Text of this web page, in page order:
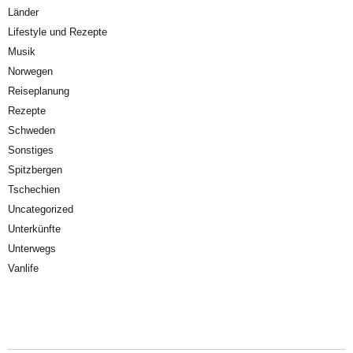
Länder
Lifestyle und Rezepte
Musik
Norwegen
Reiseplanung
Rezepte
Schweden
Sonstiges
Spitzbergen
Tschechien
Uncategorized
Unterkünfte
Unterwegs
Vanlife